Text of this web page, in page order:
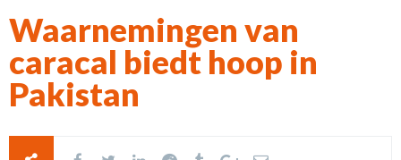
Waarnemingen van
caracal biedt hoop in
Pakistan